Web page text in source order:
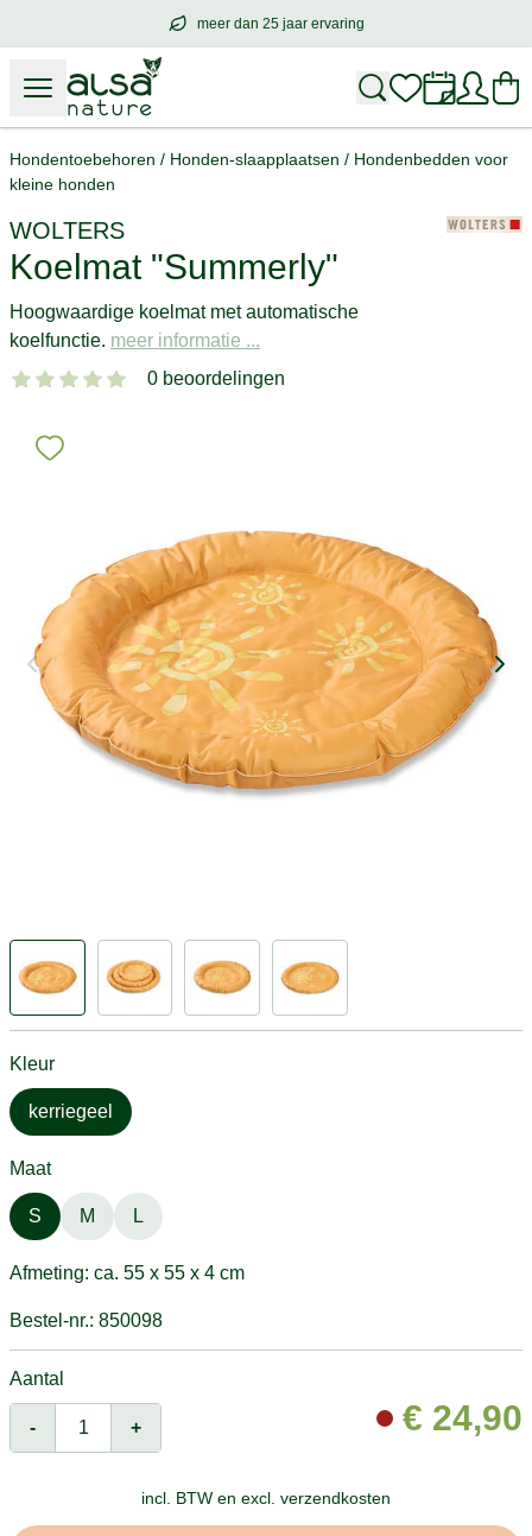
meer dan 25 jaar ervaring
meer dan25 jaar ervaring
Hondentoebehoren / Honden-slaapplaatsen / Hondenbedden voor
kleine honden
WOLTERS
Koelmat "Summerly"
Hoogwaardige koelmat met automatische
koelfunctie. meer informatie ...
0 beoordelingen
Kleur
kerriegeel
Maat
S M L
Afmeting: ca. 55 x 55 x 4 cm
Bestel-nr.: 850098
Aantal
- + € 24,90
incl. BTW en excl. verzendkosten